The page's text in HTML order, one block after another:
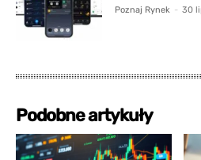
Poznaj Rynek - 30
Podobne artykuły